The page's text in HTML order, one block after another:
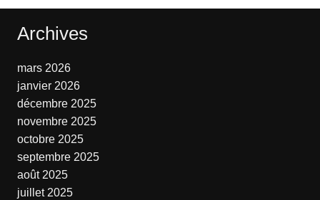
Archives
mars 2026
janvier 2026
décembre 2025
novembre 2025
octobre 2025
septembre 2025
août 2025
juillet 2025